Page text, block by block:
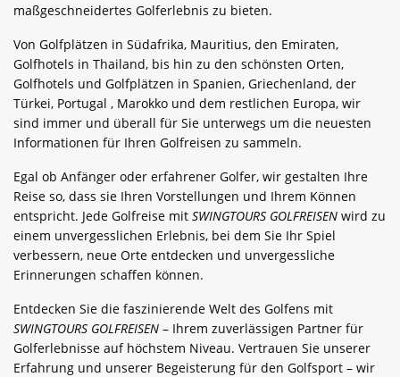
maßgeschneidertes Golferlebnis zu bieten.
Von Golfplätzen in Südafrika, Mauritius, den Emiraten,
Golfhotels in Thailand, bis hin zu den schönsten Orten,
Golfhotels und Golfplätzen in Spanien, Griechenland, der
Türkei, Portugal , Marokko und dem restlichen Europa, wir
sind immer und überall für Sie unterwegs um die neuesten
Informationen für Ihren Golfreisen zu sammeln.
Egal ob Anfänger oder erfahrener Golfer, wir gestalten Ihre
Reise so, dass sie Ihren Vorstellungen und Ihrem Können
entspricht. Jede Golfreise mitSWINGTOURS GOLFREISEN wird zu
einem unvergesslichen Erlebnis, bei dem Sie Ihr Spiel
verbessern, neue Orte entdecken und unvergessliche
Erinnerungen schaffen können.
Entdecken Sie die faszinierende Welt des Golfens mit
SWINGTOURS GOLFREISEN – Ihrem zuverlässigen Partner für
Golferlebnisse auf höchstem Niveau. Vertrauen Sie unserer
Erfahrung und unserer Begeisterung für den Golfsport – wir